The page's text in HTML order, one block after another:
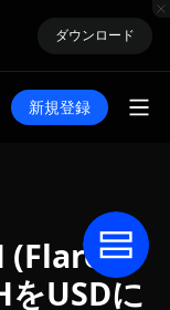
ダウンロード
新規登録
(Flare)
をUSDに